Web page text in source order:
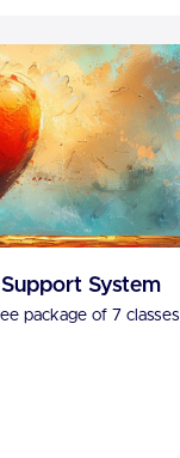
Support System
package of 7 classes